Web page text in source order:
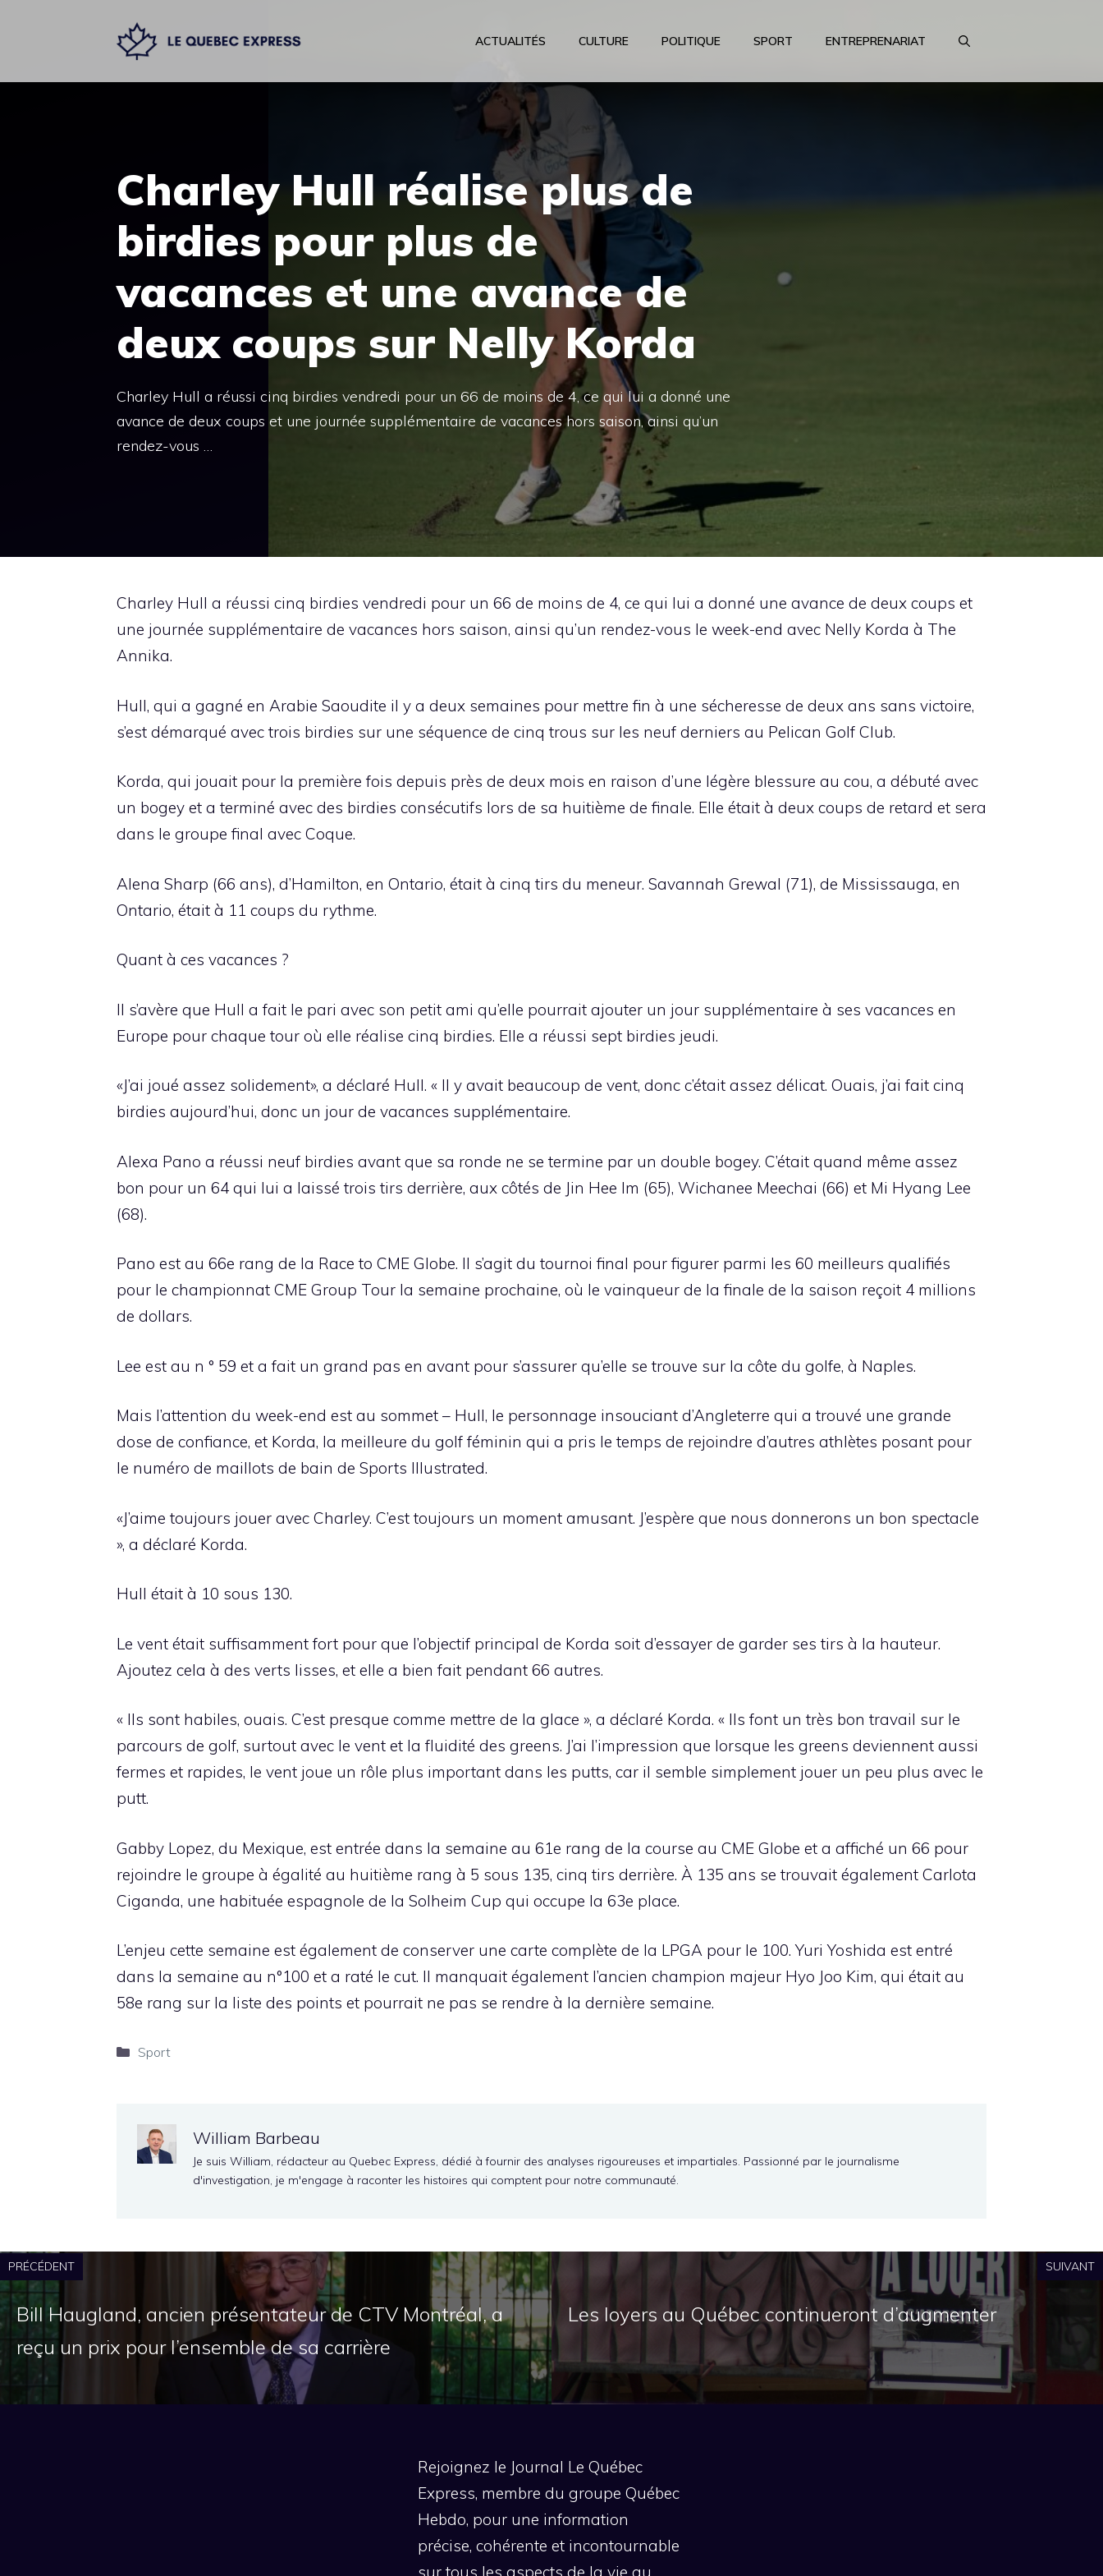
ACTUALITÉS CULTURE POLITIQUE SPORT ENTREPRENARIAT
Charley Hull réalise plus de
birdies pour plus de
vacances et une avance de
deux coups sur Nelly Korda
Charley Hull a réussi cinq birdies vendredi pour un 66 de moins de 4, ce qui lui a donné une
avance de deux coups et une journée supplémentaire de vacances hors saison, ainsi qu’un
rendez-vous …
Charley Hull a réussi cinq birdies vendredi pour un 66 de moins de 4, ce qui lui a donné une avance de deux coups et
une journée supplémentaire de vacances hors saison, ainsi qu’un rendez-vous le week-end avec Nelly Korda à The
Annika.
Hull, qui a gagné en Arabie Saoudite il y a deux semaines pour mettre fin à une sécheresse de deux ans sans victoire,
s’est démarqué avec trois birdies sur une séquence de cinq trous sur les neuf derniers au Pelican Golf Club.
Korda, qui jouait pour la première fois depuis près de deux mois en raison d’une légère blessure au cou, a débuté avec
un bogey et a terminé avec des birdies consécutifs lors de sa huitième de finale. Elle était à deux coups de retard et sera
dans le groupe final avec Coque.
Alena Sharp (66 ans), d’Hamilton, en Ontario, était à cinq tirs du meneur. Savannah Grewal (71), de Mississauga, en
Ontario, était à 11 coups du rythme.
Quant à ces vacances ?
Il s’avère que Hull a fait le pari avec son petit ami qu’elle pourrait ajouter un jour supplémentaire à ses vacances en
Europe pour chaque tour où elle réalise cinq birdies. Elle a réussi sept birdies jeudi.
«J’ai joué assez solidement», a déclaré Hull. « Il y avait beaucoup de vent, donc c’était assez délicat. Ouais, j’ai fait cinq
birdies aujourd’hui, donc un jour de vacances supplémentaire.
Alexa Pano a réussi neuf birdies avant que sa ronde ne se termine par un double bogey. C’était quand même assez
bon pour un 64 qui lui a laissé trois tirs derrière, aux côtés de Jin Hee Im (65), Wichanee Meechai (66) et Mi Hyang Lee
(68).
Pano est au 66e rang de la Race to CME Globe. Il s’agit du tournoi final pour figurer parmi les 60 meilleurs qualifiés
pour le championnat CME Group Tour la semaine prochaine, où le vainqueur de la finale de la saison reçoit 4 millions
de dollars.
Lee est au n ° 59 et a fait un grand pas en avant pour s’assurer qu’elle se trouve sur la côte du golfe, à Naples.
Mais l’attention du week-end est au sommet – Hull, le personnage insouciant d’Angleterre qui a trouvé une grande
dose de confiance, et Korda, la meilleure du golf féminin qui a pris le temps de rejoindre d’autres athlètes posant pour
le numéro de maillots de bain de Sports Illustrated.
«J’aime toujours jouer avec Charley. C’est toujours un moment amusant. J’espère que nous donnerons un bon spectacle
», a déclaré Korda.
Hull était à 10 sous 130.
Le vent était suffisamment fort pour que l’objectif principal de Korda soit d’essayer de garder ses tirs à la hauteur.
Ajoutez cela à des verts lisses, et elle a bien fait pendant 66 autres.
« Ils sont habiles, ouais. C’est presque comme mettre de la glace », a déclaré Korda. « Ils font un très bon travail sur le
parcours de golf, surtout avec le vent et la fluidité des greens. J’ai l’impression que lorsque les greens deviennent aussi
fermes et rapides, le vent joue un rôle plus important dans les putts, car il semble simplement jouer un peu plus avec le
putt.
Gabby Lopez, du Mexique, est entrée dans la semaine au 61e rang de la course au CME Globe et a affiché un 66 pour
rejoindre le groupe à égalité au huitième rang à 5 sous 135, cinq tirs derrière. À 135 ans se trouvait également Carlota
Ciganda, une habituée espagnole de la Solheim Cup qui occupe la 63e place.
L’enjeu cette semaine est également de conserver une carte complète de la LPGA pour le 100. Yuri Yoshida est entré
dans la semaine au n°100 et a raté le cut. Il manquait également l’ancien champion majeur Hyo Joo Kim, qui était au
58e rang sur la liste des points et pourrait ne pas se rendre à la dernière semaine.
Catégories
Sport
William Barbeau
Je suis William, rédacteur au Quebec Express, dédié à fournir des analyses rigoureuses et impartiales. Passionné par le journalisme
d'investigation, je m'engage à raconter les histoires qui comptent pour notre communauté.
PRÉCÉDENT
Bill Haugland, ancien présentateur de CTV Montréal, a
reçu un prix pour l’ensemble de sa carrière
SUIVANT
Les loyers au Québec continueront d’augmenter
Rejoignez le Journal Le Québec
Express, membre du groupe Québec
Hebdo, pour une information
précise, cohérente et incontournable
sur tous les aspects de la vie au